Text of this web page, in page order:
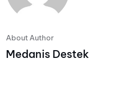
About Author
Medanis Destek